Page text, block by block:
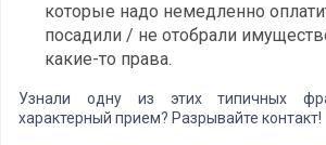
которые надо немедленно
посадили / не отобрали
какие-то права.
Узнали одну из этих типичных
характерный прием? Разрывайте контакт!